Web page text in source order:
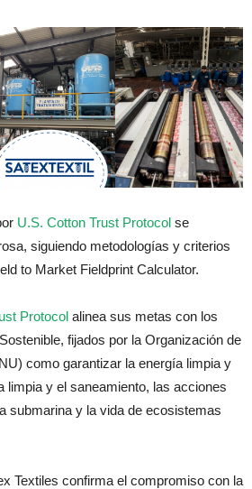
U.S. Cotton Trust Protocol se
siguiendo metodologías y criterios
to Market Fieldprint Calculator.
Protocol alinea sus metas con los
fijados por la Organización de
como garantizar la energía limpia y
limpia y el saneamiento, las acciones
submarina y la vida de ecosistemas
Textiles confirma el compromiso con la